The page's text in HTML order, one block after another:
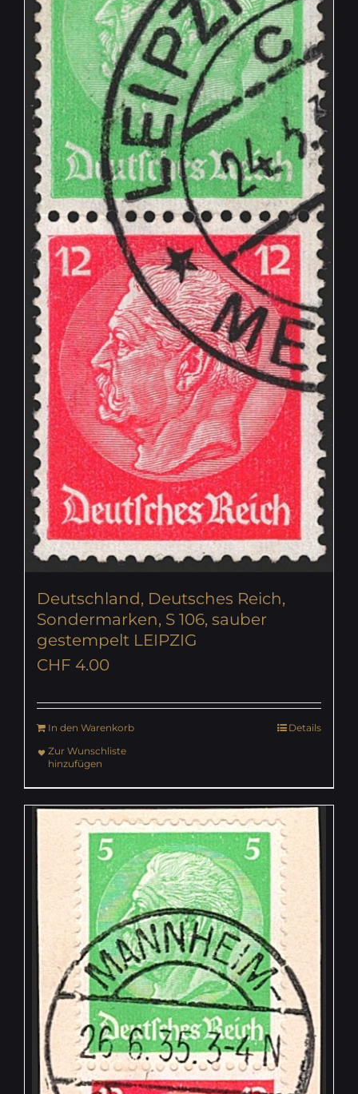
Deutschland, Deutsches Reich,
Sondermarken, S 106, sauber
gestempelt LEIPZIG
CHF 4.00
In den Warenkorb
Details
Zur Wunschliste
hinzufügen